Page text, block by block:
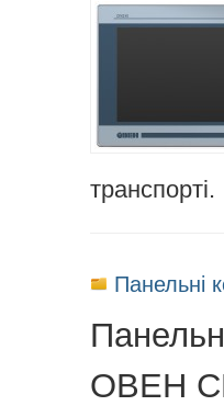
транспорті.
Панельні
ОВЕН